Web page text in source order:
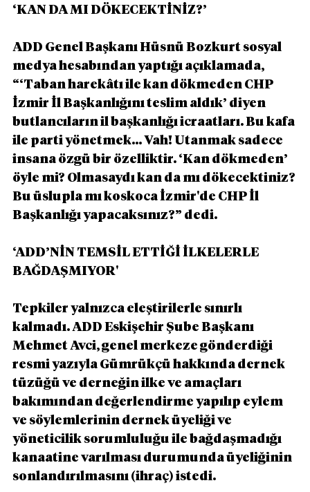
‘KAN DA MI DÖKECEKTİNİZ?’
ADD Genel Başkanı Hüsnü Bozkurt sosyal
medya hesabından yaptığı açıklamada,
“‘Taban harekâtı ile kan dökmeden CHP
İzmir İl Başkanlığını teslim aldık’ diyen
butlancıların il başkanlığı icraatları. Bu kafa
ile parti yönetmek... Vah! Utanmak sadece
insana özgü bir özelliktir. ‘Kan dökmeden’
öyle mi? Olmasaydı kan da mı dökecektiniz?
Bu üslupla mı koskoca İzmir'de CHP İl
Başkanlığı yapacaksınız?” dedi.
‘ADD’NİN TEMSİL ETTİĞİ İLKELERLE
BAĞDAŞMIYOR'
Tepkiler yalnızca eleştirilerle sınırlı
kalmadı. ADD Eskişehir Şube Başkanı
Mehmet Avci, genel merkeze gönderdiği
resmi yazıyla Gümrükçü hakkında dernek
tüzüğü ve derneğin ilke ve amaçları
bakımından değerlendirme yapılıp eylem
ve söylemlerinin dernek üyeliği ve
yöneticilik sorumluluğu ile bağdaşmadığı
kanaatine varılması durumunda üyeliğinin
sonlandırılmasını (ihraç) istedi.